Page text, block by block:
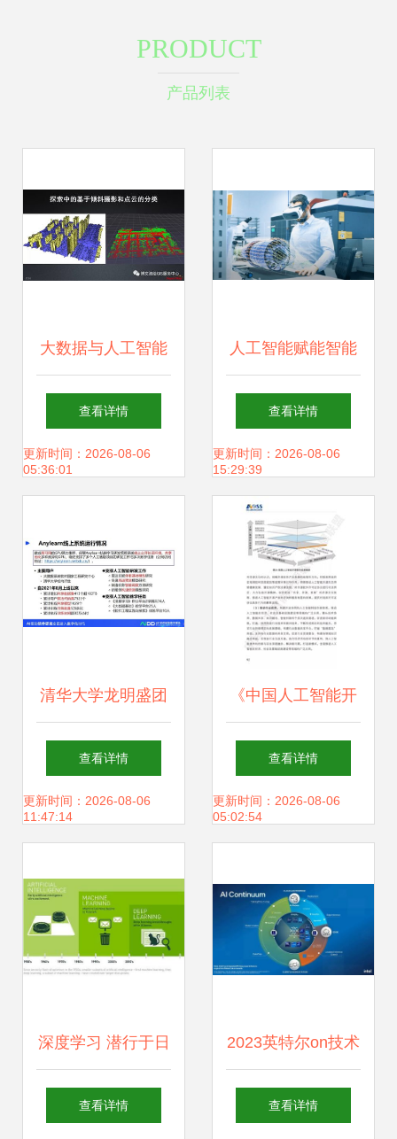
PRODUCT
产品列表
大数据与人工智能
时代下的GIS软件
与技术发展 聚焦人
发
查看详情
更新时间：2026-08-06
05:36:01
人工智能赋能智能
制造 应用软件开发
与未来工厂蓝图
查看详情
更新时间：2026-08-06
15:29:39
清华大学龙明盛团
队 引领人工智能工
程化软件研发与应
查看详情
更新时间：2026-08-06
11:47:14
《中国人工智能开
源软件发展白皮
书》深度解读 赋能
开发
查看详情
更新时间：2026-08-06
05:02:54
深度学习 潜行于日
常的智能革命
查看详情
2023英特尔on技术
创新大会 AI无处不
查看详情